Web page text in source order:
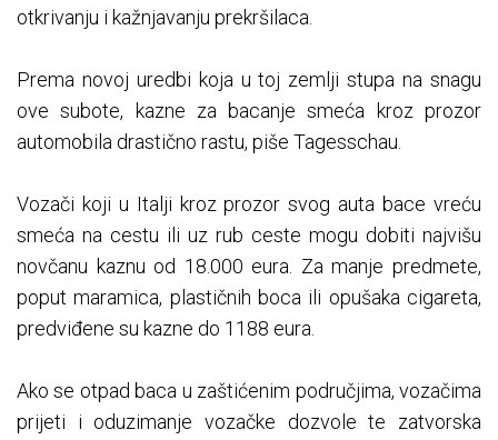
otkrivanju i kažnjavanju prekršilaca.
Prema novoj uredbi koja u toj zemlji stupa na snagu
ove subote, kazne za bacanje smeća kroz prozor
automobila drastično rastu, piše Tagesschau.
Vozači koji u Italji kroz prozor svog auta bace vreću
smeća na cestu ili uz rub ceste mogu dobiti najvišu
novčanu kaznu od 18.000 eura. Za manje predmete,
poput maramica, plastičnih boca ili opušaka cigareta,
predviđene su kazne do 1188 eura.
Ako se otpad baca u zaštićenim područjima, vozačima
prijeti i oduzimanje vozačke dozvole te zatvorska